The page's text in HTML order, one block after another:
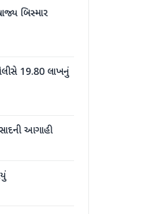
બિસ્માર
19.80 લાખનું
આગાહી